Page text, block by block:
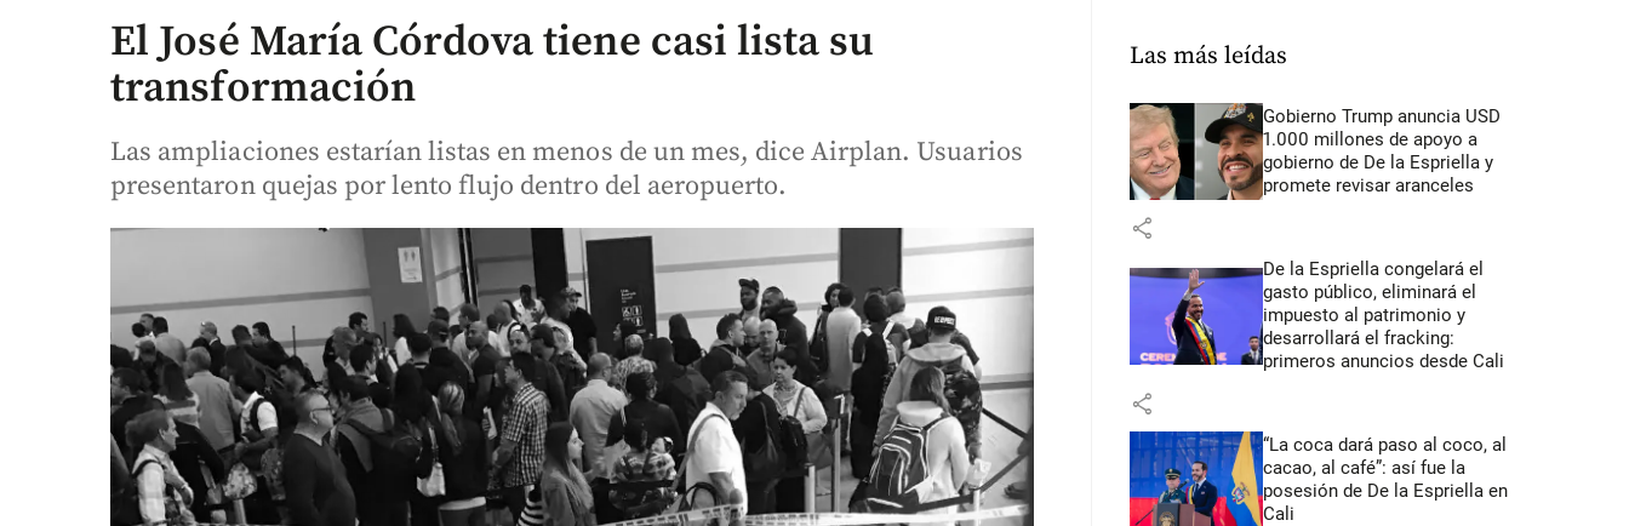
El José María Córdova tiene casi lista su
transformación
Las ampliaciones estarían listas en menos de un mes, dice Airplan. Usuarios
presentaron quejas por lento flujo dentro del aeropuerto.
Las más leídas
Gobierno Trump anuncia USD
1.000 millones de apoyo a
gobierno de De la Espriella y
promete revisar aranceles
share
De la Espriella congelará el
gasto público, eliminará el
impuesto al patrimonio y
desarrollará el fracking:
primeros anuncios desde Cali
share
“La coca dará paso al coco, al
cacao, al café”: así fue la
posesión de De la Espriella en
Cali